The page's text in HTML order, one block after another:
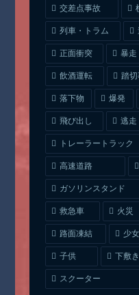
交差点事故
列車・トラム
正面衝突 暴走
飲酒運転 踏
落下物 爆発
飛び出し 逃走
トレーラートラック
高速道路
ガソリンスタンド
救急車 火災
路面凍結 少女
子供 下敷き
スクーター